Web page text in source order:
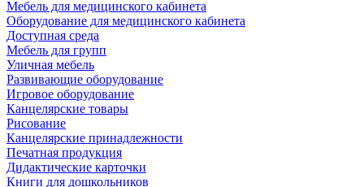
Мебель для медицинского кабинета
Оборудование для медицинского кабинета
Доступная среда
Мебель для групп
Уличная мебель
Развивающие оборудование
Игровое оборудование
Канцелярские товары
Рисование
Канцелярские принадлежности
Печатная продукция
Дидактические карточки
Книги для дошкольников